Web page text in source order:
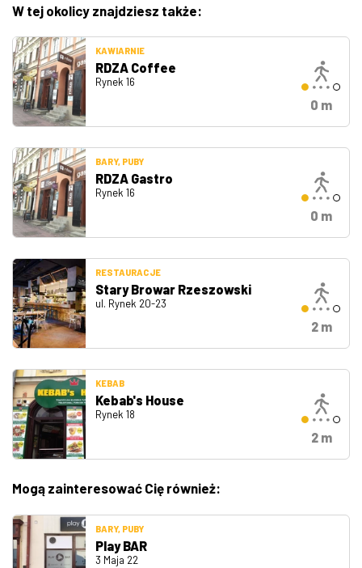
W tej okolicy znajdziesz także:
KAWIARNIE
RDZA Coffee
Rynek 16
0 m
BARY, PUBY
RDZA Gastro
Rynek 16
0 m
RESTAURACJE
Stary Browar Rzeszowski
ul. Rynek 20-23
2 m
KEBAB
Kebab's House
Rynek 18
2 m
Mogą zainteresować Cię również:
BARY, PUBY
Play BAR
3 Maja 22